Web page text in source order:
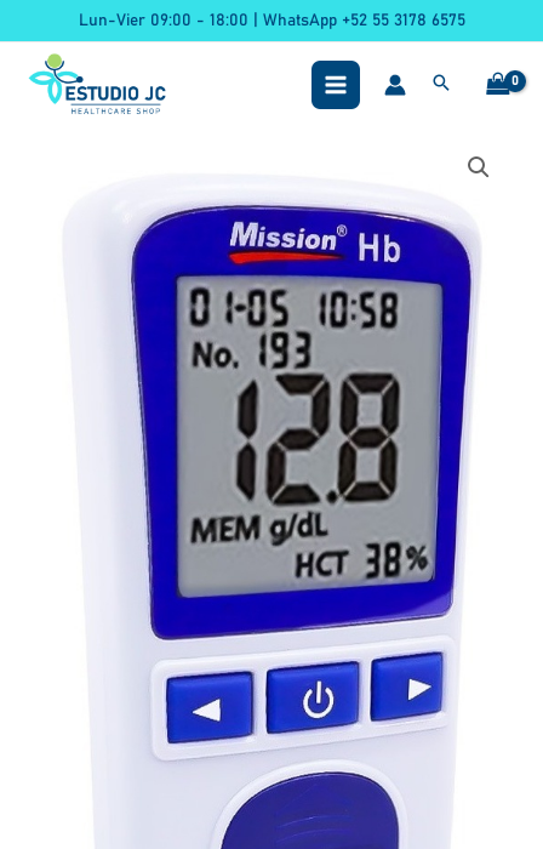
al
contenido
Lun-Vier 09:00 - 18:00 | WhatsApp +52 55 3178 6575